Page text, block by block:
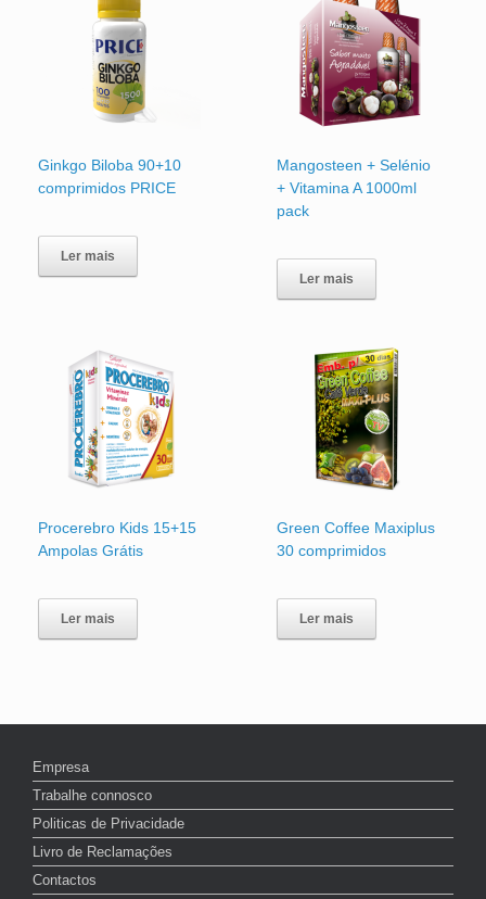
Ginkgo Biloba 90+10
comprimidos PRICE
Ler mais
Mangosteen + Selénio
+ Vitamina A 1000ml
pack
Ler mais
Procerebro Kids 15+15
Ampolas Grátis
Ler mais
Green Coffee Maxiplus
30 comprimidos
Ler mais
Empresa
Trabalhe connosco
Politicas de Privacidade
Livro de Reclamações
Contactos